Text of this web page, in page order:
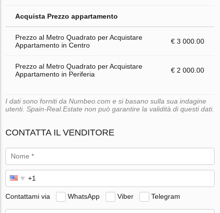
Acquista Prezzo appartamento
Prezzo al Metro Quadrato per Acquistare
Appartamento in Centro
€ 3 000.00
Prezzo al Metro Quadrato per Acquistare
Appartamento in Periferia
€ 2 000.00
I dati sono forniti da Numbeo.com e si basano sulla sua indagine
utenti. Spain-Real.Estate non può garantire la validità di questi dati.
CONTATTA IL VENDITORE
Contattami via WhatsApp Viber Telegram